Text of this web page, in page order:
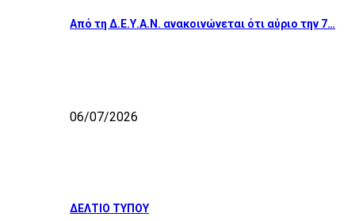
Από τη Δ.Ε.Υ.Α.Ν. ανακοινώνεται ότι αύριο την 7…
06/07/2026
ΔΕΛΤΙΟ ΤΥΠΟΥ